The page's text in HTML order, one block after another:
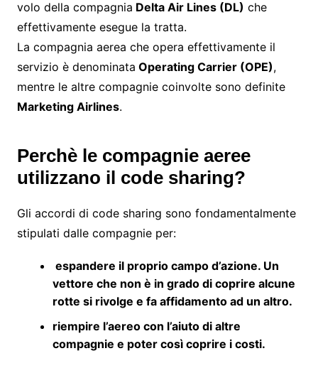
volo della compagnia Delta Air Lines (DL) che
effettivamente esegue la tratta.
La compagnia aerea che opera effettivamente il
servizio è denominata Operating Carrier (OPE),
mentre le altre compagnie coinvolte sono definite
Marketing Airlines.
Perchè le compagnie aeree
utilizzano il code sharing?
Gli accordi di code sharing sono fondamentalmente
stipulati dalle compagnie per:
espandere il proprio campo d’azione. Un
vettore che non è in grado di coprire alcune
rotte si rivolge e fa affidamento ad un altro.
riempire l’aereo con l’aiuto di altre
compagnie e poter così coprire i costi.